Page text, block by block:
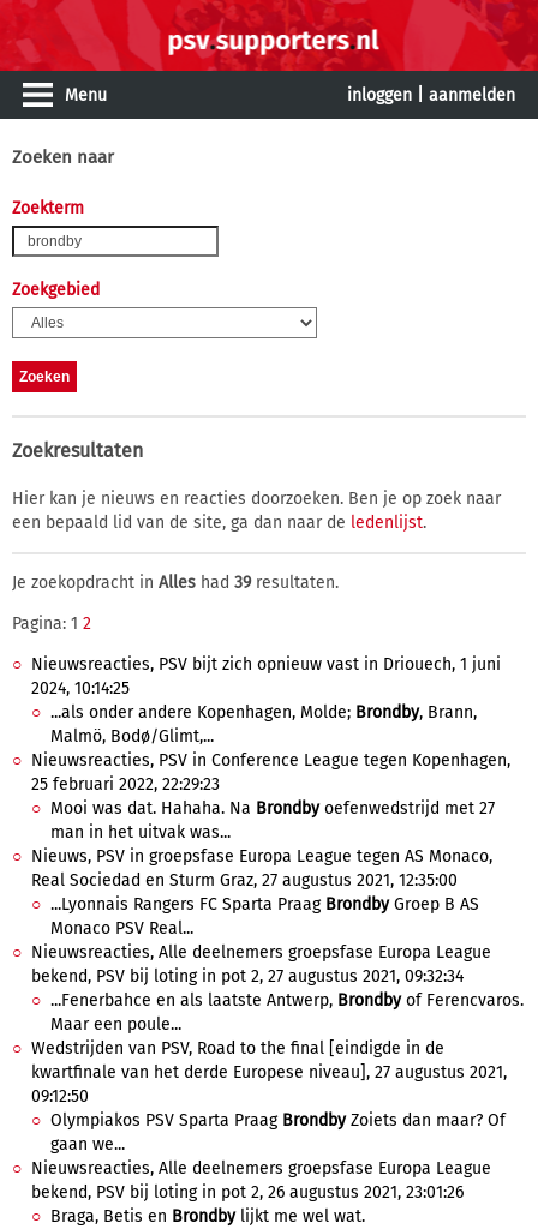
Menu inloggen aanmelden
Zoeken naar
Zoekterm
Zoekgebied
Zoekresultaten
Hier kan je nieuws en reacties doorzoeken. Ben je op zoek naar
een bepaald lid van de site, ga dan naar de ledenlijst.
Je zoekopdracht in Alles had 39resultaten.
Pagina: 1 2
Nieuwsreacties, PSV bijt zich opnieuw vast in Driouech, 1 juni
2024, 10:14:25
...als onder andere Kopenhagen, Molde; Brondby, Brann,
Malmö, Bodø/Glimt,...
Nieuwsreacties, PSV in Conference League tegen Kopenhagen,
25 februari 2022, 22:29:23
Mooi was dat. Hahaha. Na Brondbyoefenwedstrijd met 27
man in het uitvak was...
Nieuws, PSV in groepsfase Europa League tegen AS Monaco,
Real Sociedad en Sturm Graz, 27 augustus 2021, 12:35:00
...Lyonnais Rangers FC Sparta Praag BrondbyGroep B AS
Monaco PSV Real...
Nieuwsreacties, Alle deelnemers groepsfase Europa League
bekend, PSV bij loting in pot 2, 27 augustus 2021, 09:32:34
...Fenerbahce en als laatste Antwerp, Brondbyof Ferencvaros.
Maar een poule...
Wedstrijden van PSV, Road to the final [eindigde in de
kwartfinale van het derde Europese niveau], 27 augustus 2021,
09:12:50
Olympiakos PSV Sparta Praag BrondbyZoiets dan maar? Of
gaan we...
Nieuwsreacties, Alle deelnemers groepsfase Europa League
bekend, PSV bij loting in pot 2, 26 augustus 2021, 23:01:26
Braga, Betis en Brondbylijkt me wel wat.